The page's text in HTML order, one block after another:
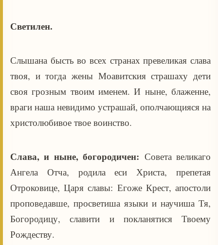
Светилен.
Слышана бысть во всех странах превеликая слава
твоя, и тогда жены Моавитския страшаху дети
своя грозным твоим именем. И ныне, блаженне,
враги наша невидимо устрашай, ополчающияся на
христолюбивое твое воинство.
Слава, и ныне, богородичен: Совета великаго
Ангела Отча, родила еси Христа, препетая
Отроковице, Царя славы: Егоже Крест, апостоли
проповедавше, просветиша языки и научиша Тя,
Богородицу, славити и покланятися Твоему
Рождеству.